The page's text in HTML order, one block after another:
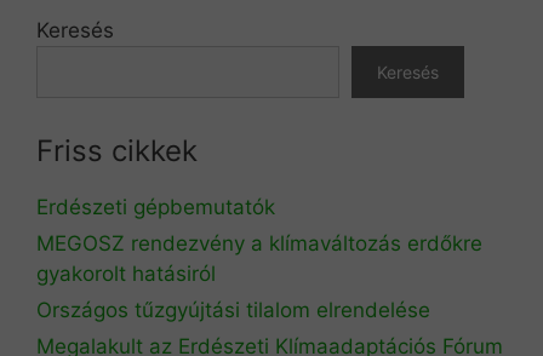
Keresés
Keresés
Friss cikkek
Erdészeti gépbemutatók
MEGOSZ rendezvény a klímaváltozás erdőkre
gyakorolt hatásiról
Országos tűzgyújtási tilalom elrendelése
Megalakult az Erdészeti Klímaadaptációs Fórum